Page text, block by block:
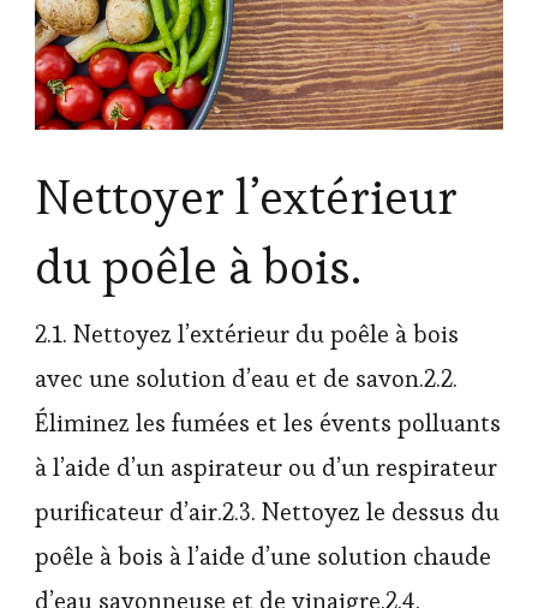
Nettoyer l’extérieur
du poêle à bois.
2.1. Nettoyez l’extérieur du poêle à bois
avec une solution d’eau et de savon.2.2.
Éliminez les fumées et les évents polluants
à l’aide d’un aspirateur ou d’un respirateur
purificateur d’air.2.3. Nettoyez le dessus du
poêle à bois à l’aide d’une solution chaude
d’eau savonneuse et de vinaigre.2.4.